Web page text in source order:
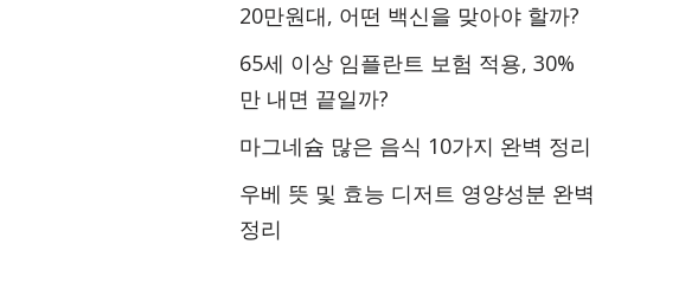
20만원대, 어떤 백신을 맞아야 할까?
65세 이상 임플란트 보험 적용, 30%
만 내면 끝일까?
마그네슘 많은 음식 10가지 완벽 정리
우베 뜻 및 효능 디저트 영양성분 완벽
정리